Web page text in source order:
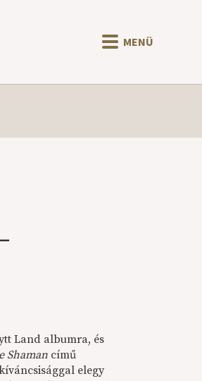
MENÜ
Land albumra, és
Shaman című
elegy